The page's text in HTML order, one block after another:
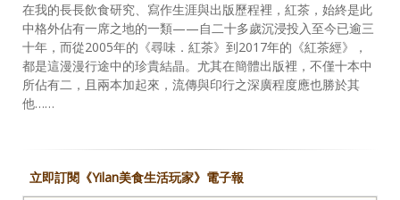
在我的長長飲食研究、寫作生涯與出版歷程裡，紅茶，始終是此
中格外佔有一席之地的一類——自二十多歲沉浸投入至今已逾三
十年，而從2005年的《尋味．紅茶》到2017年的《紅茶經》，
都是這漫漫行途中的珍貴結晶。尤其在簡體出版裡，不僅十本中
所佔有二，且兩本加起來，流傳與印行之深廣程度應也勝於其
他……
立即訂閱《Yilan美食生活玩家》電子報